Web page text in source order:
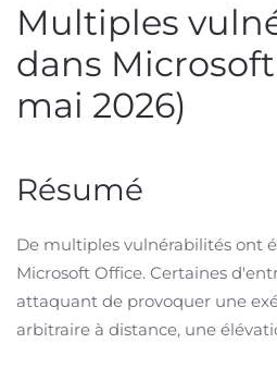
Multiples
dans Microsoft
mai 2026)
Résumé
De multiples vulnérabilités ont
Microsoft Office. Certaines
attaquant de provoquer une
arbitraire à distance, une